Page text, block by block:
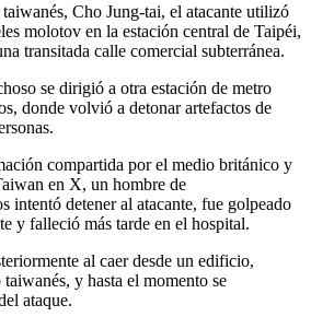
Cho Jung-tai, el atacante utilizó
molotov en la estación central de Taipéi,
transitada calle comercial subterránea.
se dirigió a otra estación de metro
donde volvió a detonar artefactos de
compartida por el medio británico y
en X, un hombre de
intentó detener al atacante, fue golpeado
y falleció más tarde en el hospital.
al caer desde un edificio,
y hasta el momento se
ataque.